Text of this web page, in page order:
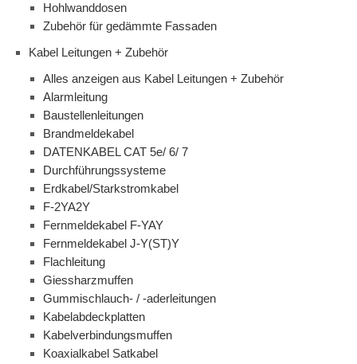
Hohlwanddosen
Zubehör für gedämmte Fassaden
Kabel Leitungen + Zubehör
Alles anzeigen aus Kabel Leitungen + Zubehör
Alarmleitung
Baustellenleitungen
Brandmeldekabel
DATENKABEL CAT 5e/ 6/ 7
Durchführungssysteme
Erdkabel/Starkstromkabel
F-2YA2Y
Fernmeldekabel F-YAY
Fernmeldekabel J-Y(ST)Y
Flachleitung
Giessharzmuffen
Gummischlauch- / -aderleitungen
Kabelabdeckplatten
Kabelverbindungsmuffen
Koaxialkabel Satkabel